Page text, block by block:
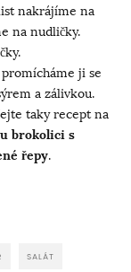
nakrájíme na
na nudličky.
ji se
a zálivkou.
taky recept na
brokolici s
řepy.
SALÁT